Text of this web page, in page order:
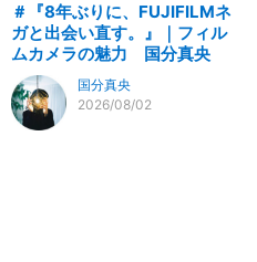
＃『8年ぶりに、FUJIFILMネ
ガと出会い直す。』｜フィル
ムカメラの魅力 国分真央
国分真央
2026/08/02